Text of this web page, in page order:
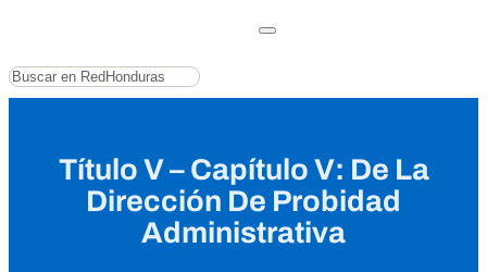
Buscar
Título V – Capítulo V: De La
Dirección De Probidad
Administrativa